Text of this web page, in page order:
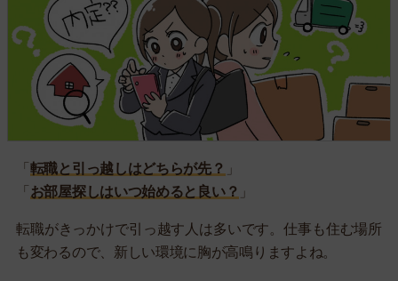
「 転職と引っ越しはどちらが先？ 」
「 お部屋探しはいつ始めると良い？ 」
転職がきっかけで引っ越す人は多いです。仕事も住む場所
も変わるので、新しい環境に胸が高鳴りますよね。